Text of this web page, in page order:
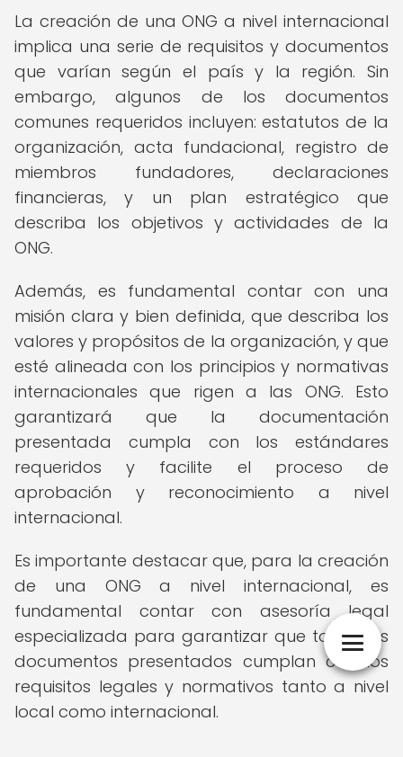
La creación de una ONG a nivel internacional
implica una serie de requisitos y documentos
que varían según el país y la región. Sin
embargo, algunos de los documentos
comunes requeridos incluyen: estatutos de la
organización, acta fundacional, registro de
miembros fundadores, declaraciones
financieras, y un plan estratégico que
describa los objetivos y actividades de la
ONG.
Además, es fundamental contar con una
misión clara y bien definida, que describa los
valores y propósitos de la organización, y que
esté alineada con los principios y normativas
internacionales que rigen a las ONG. Esto
garantizará que la documentación
presentada cumpla con los estándares
requeridos y facilite el proceso de
aprobación y reconocimiento a nivel
internacional.
Es importante destacar que, para la creación
de una ONG a nivel internacional, es
fundamental contar con asesoría legal
especializada para garantizar que todos los
documentos presentados cumplan con los
requisitos legales y normativos tanto a nivel
local como internacional.